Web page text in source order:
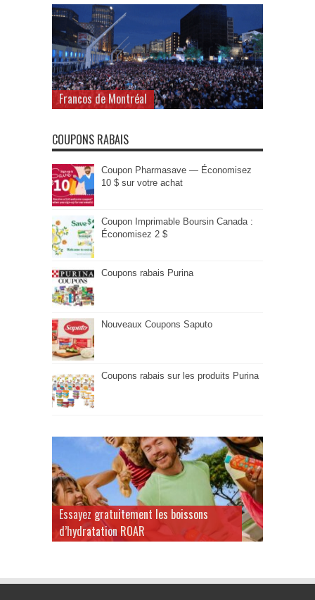
Francos de Montréal
COUPONS RABAIS
Coupon Pharmasave — Économisez
10 $ sur votre achat
Coupon Imprimable Boursin Canada :
Économisez 2 $
Coupons rabais Purina
Nouveaux Coupons Saputo
Coupons rabais sur les produits Purina
Essayez gratuitement les boissons
d’hydratation ROAR